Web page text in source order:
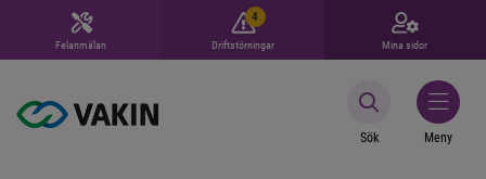
Felanmälan
4
Driftstörningar Mina sidor
Sök Meny